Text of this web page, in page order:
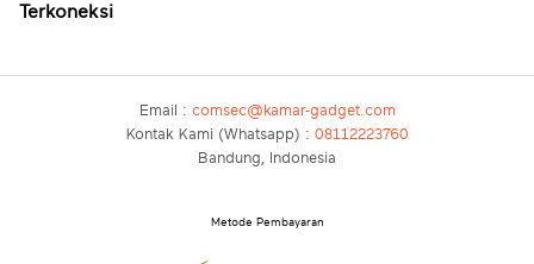
Terkoneksi
Email : comsec@kamar-gadget.com
Kontak Kami (Whatsapp) : 08112223760
Bandung, Indonesia
Metode Pembayaran